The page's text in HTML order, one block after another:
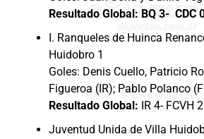
Resultado Global: BQ 3- CDC
I. Ranqueles de Huinca
Huidobro 1
Goles: Denis Cuello, Patricio
Figueroa (IR); Pablo Polanco
Resultado Global: IR 4- FCVH 2
Juventud Unida de Villa